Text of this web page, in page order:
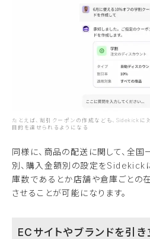
たとえば、割引クーポンの作成なども、Sidekick
目的を達せられるようになる
同様に、商品の配送に関して、全
別、購入金額別の設定をSidekick
庫数であるとか店舗や倉庫ごと
させることが可能になります。
ECサイトやブランドを引